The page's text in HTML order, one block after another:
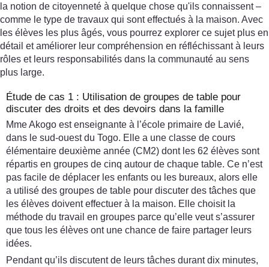
la notion de citoyenneté à quelque chose qu'ils connaissent –
comme le type de travaux qui sont effectués à la maison. Avec
les élèves les plus âgés, vous pourrez explorer ce sujet plus en
détail et améliorer leur compréhension en réfléchissant à leurs
rôles et leurs responsabilités dans la communauté au sens
plus large.
Étude de cas 1 : Utilisation de groupes de table pour
discuter des droits et des devoirs dans la famille
Mme Akogo est enseignante à l’école primaire de Lavié,
dans le sud-ouest du Togo. Elle a une classe de cours
élémentaire deuxième année (CM2) dont les 62 élèves sont
répartis en groupes de cinq autour de chaque table. Ce n’est
pas facile de déplacer les enfants ou les bureaux, alors elle
a utilisé des groupes de table pour discuter des tâches que
les élèves doivent effectuer à la maison. Elle choisit la
méthode du travail en groupes parce qu’elle veut s’assurer
que tous les élèves ont une chance de faire partager leurs
idées.
Pendant qu’ils discutent de leurs tâches durant dix minutes,